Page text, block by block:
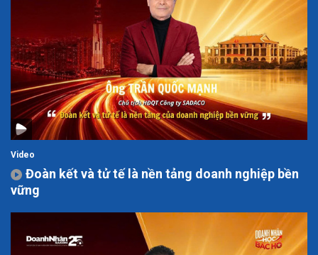
Video
Đoàn kết và tử tế là nền tảng doanh nghiệp bền
vững